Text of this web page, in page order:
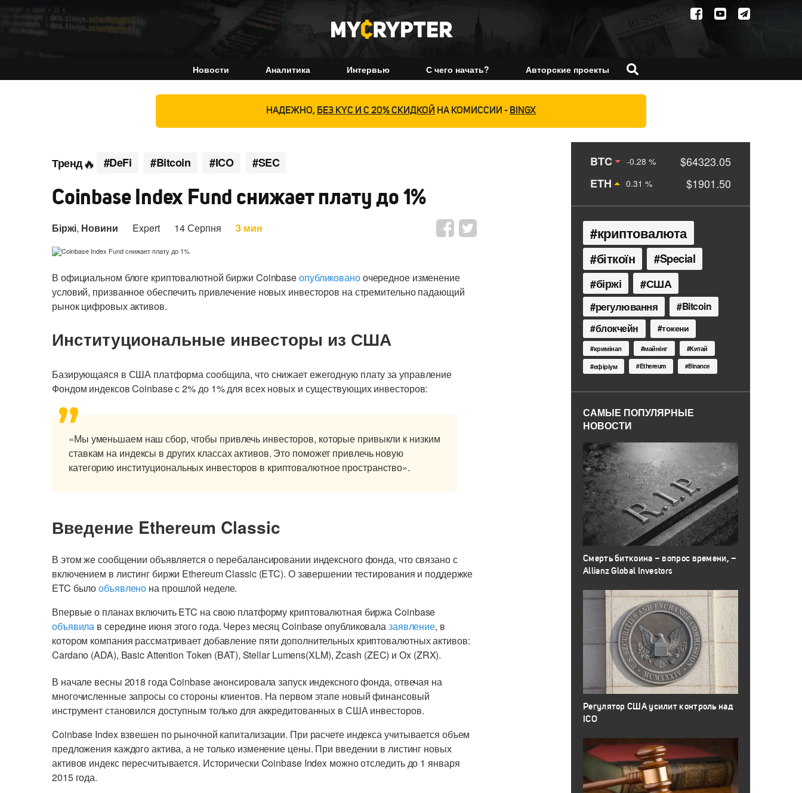
Новости Аналитика Интервью С чего начать? Авторские проекты
НАДЕЖНО, БЕЗ KYC И С 20% СКИДКОЙ НА КОМИССИИ - BINGX
Тренд #DeFi #Bitcoin #ICO #SEC
Coinbase Index Fund снижает плату до 1%
Біржі, Новини Expert 14 Серпня 3 мин
В официальном блоге криптовалютной биржи Coinbaseопубликованоочередное изменение
условий, призванное обеспечить привлечение новых инвесторов на стремительно падающий
рынок цифровых активов.
Институциональные инвесторы из США
Базирующаяся в США платформа сообщила, что снижает ежегодную плату за управление
Фондом индексов Coinbase с 2% до 1% для всех новых и существующих инвесторов:
«Мы уменьшаем наш сбор, чтобы привлечь инвесторов, которые привыкли к низким
ставкам на индексы в других классах активов. Это поможет привлечь новую
категорию институциональных инвесторов в криптовалютное пространство».
Введение Ethereum Classic
В этом же сообщении объявляется о перебалансировании индексного фонда, что связано с
включением в листинг биржи Ethereum Classic (ETC). О завершении тестирования и поддержке
ETC былообъявлено на прошлой неделе.
Впервые о планах включить ETC на свою платформу криптовалютная биржа Coinbase
объявила в середине июня этого года. Через месяц Coinbase опубликовалазаявление, в
котором компания рассматривает добавление пяти дополнительных криптовалютных активов:
Cardano (ADA), Basic Attention Token (BAT), Stellar Lumens(XLM), Zcash (ZEC) и Оx (ZRX).
В начале весны 2018 года Coinbase анонсировала запуск индексного фонда, отвечая на
многочисленные запросы со стороны клиентов. На первом этапе новый финансовый
инструмент становился доступным только для аккредитованных в США инвесторов.
Coinbase Index взвешен по рыночной капитализации. При расчете индекса учитывается объем
предложения каждого актива, а не только изменение цены. При введении в листинг новых
активов индекс пересчитывается. Исторически Coinbase Index можно отследить до 1 января
2015 года.
BTC -0.28 %
$64323.05
ETH
0.31 % $1901.50
криптовалюта
біткоїн Special
біржі США
регулювання Bitcoin
блокчейн токени
кримінал майнінг
Китай
ефіріум
Ethereum Binance
САМЫЕ ПОПУЛЯРНЫЕ
НОВОСТИ
Смерть биткоина – вопрос времени, –
Allianz Global Investors
Регулятор США усилит контроль над
ICO